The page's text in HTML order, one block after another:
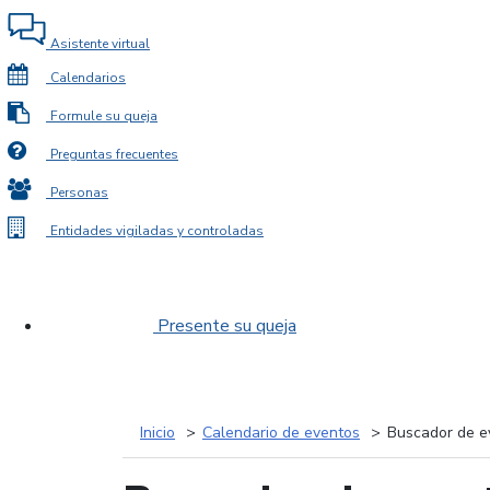
Asistente virtual
Calendarios
Formule su queja
Preguntas frecuentes
Personas
Entidades vigiladas y controladas
Presente su queja
Inicio Calendario de eventos Buscador de